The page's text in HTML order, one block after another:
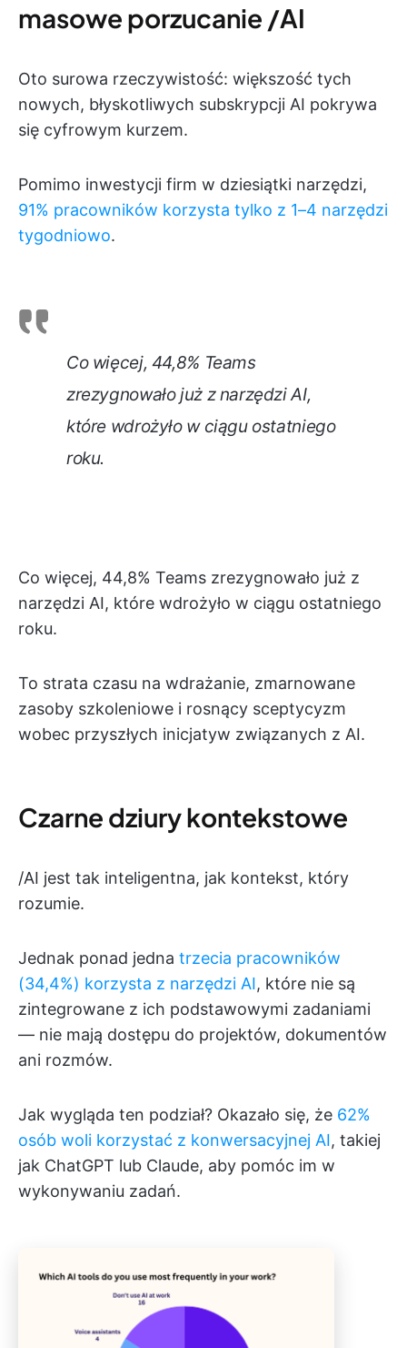
masowe porzucanie /AI
Oto surowa rzeczywistość: większość tych
nowych, błyskotliwych subskrypcji AI pokrywa
się cyfrowym kurzem.
Pomimo inwestycji firm w dziesiątki narzędzi,
91% pracowników korzysta tylko z 1–4 narzędzi
tygodniowo.
Co więcej, 44,8% Teams
zrezygnowało już z narzędzi AI,
które wdrożyło w ciągu ostatniego
roku.
Co więcej, 44,8% Teams zrezygnowało już z
narzędzi AI, które wdrożyło w ciągu ostatniego
roku.
To strata czasu na wdrażanie, zmarnowane
zasoby szkoleniowe i rosnący sceptycyzm
wobec przyszłych inicjatyw związanych z AI.
Czarne dziury kontekstowe
/AI jest tak inteligentna, jak kontekst, który
rozumie.
Jednak ponad jedna trzecia pracowników
(34,4%) korzysta z narzędzi AI, które nie są
zintegrowane z ich podstawowymi zadaniami
— nie mają dostępu do projektów, dokumentów
ani rozmów.
Jak wygląda ten podział? Okazało się, że 62%
osób woli korzystać z konwersacyjnej AI, takiej
jak ChatGPT lub Claude, aby pomóc im w
wykonywaniu zadań.